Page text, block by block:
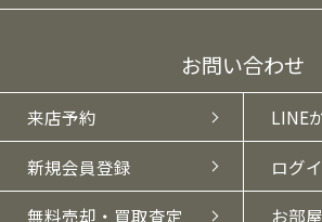
お問い合わせ
来店予約 LINE
新規会員登録 ログ
無料売却・買取査定 お部